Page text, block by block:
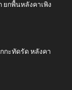
กพื้นหลังคาเพิง
กะทัดรัด หลังคา